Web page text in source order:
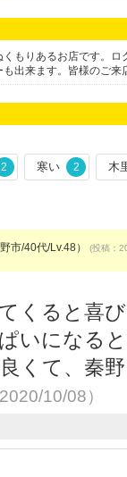
もりあるお店です。
出来ます。皆様のご来
2 寒い 2 木
市/40代/Lv.48） (投稿：
くると喜
いになる
くて、秦
10/08）